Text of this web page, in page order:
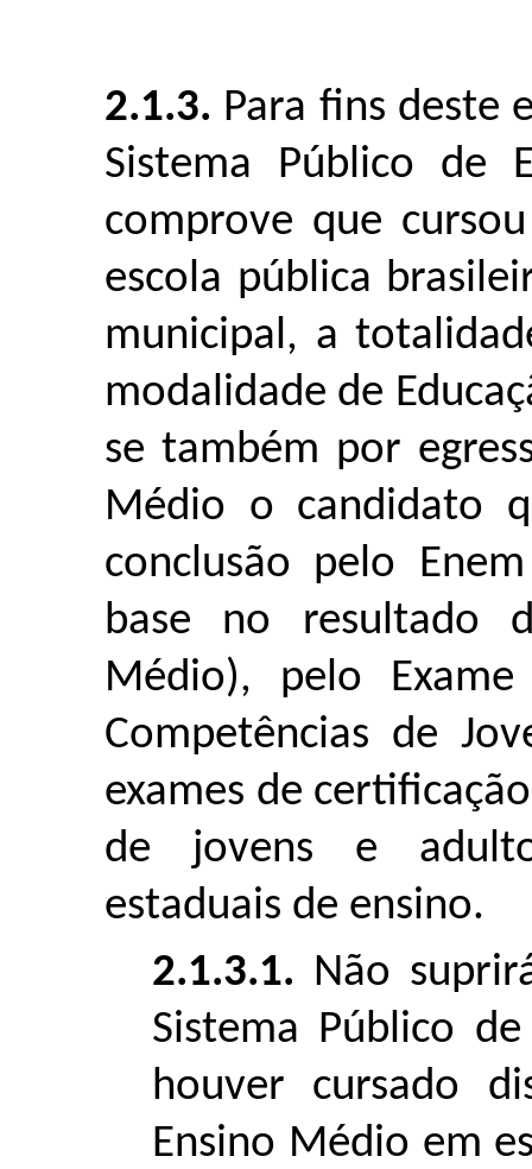
2.1.3. Para fins deste
Sistema Público de
comprove que
escola pública
municipal, a
modalidade de
se também por
Médio o candidato
conclusão pelo
base no resultado
Médio), pelo
Competências de
exames de
de jovens e
estaduais de ensino.
2.1.3.1. Não
Sistema Público
houver cursado
Ensino Médio em